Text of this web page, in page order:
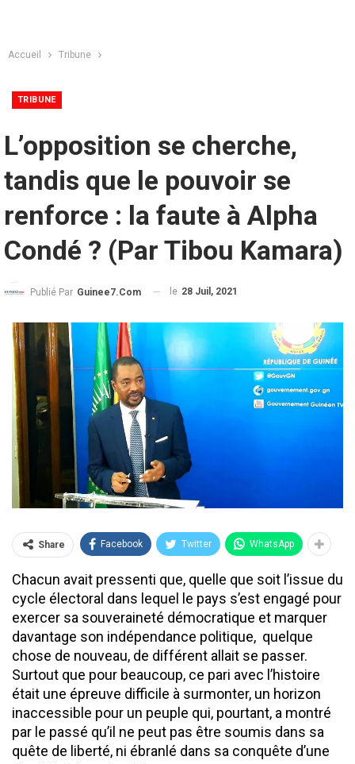
Accueil Tribune
TRIBUNE
L’opposition se cherche,
tandis que le pouvoir se
renforce : la faute à Alpha
Condé ? (Par Tibou Kamara)
Publié Par Guinee7.com le 28 Juil, 2021
Share Facebook Twitter WhatsApp
Chacun avait pressenti que, quelle que soit l’issue du
cycle électoral dans lequel le pays s’est engagé pour
exercer sa souveraineté démocratique et marquer
davantage son indépendance politique, quelque
chose de nouveau, de différent allait se passer.
Surtout que pour beaucoup, ce pari avec l’histoire
était une épreuve difficile à surmonter, un horizon
inaccessible pour un peuple qui, pourtant, a montré
par le passé qu’il ne peut pas être soumis dans sa
quête de liberté, ni ébranlé dans sa conquête d’une